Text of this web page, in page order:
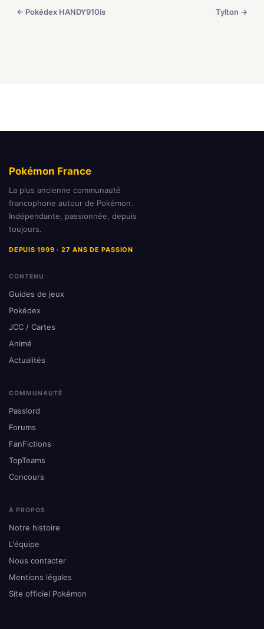
← Pokédex HANDY910is Tylton →
Pokémon France
La plus ancienne communauté
francophone autour de Pokémon.
Indépendante, passionnée, depuis
toujours.
DEPUIS 1999 · 27 ANS DE PASSION
CONTENU
Guides de jeux
Pokédex
JCC / Cartes
Animé
Actualités
COMMUNAUTÉ
Passlord
Forums
FanFictions
TopTeams
Concours
À PROPOS
Notre histoire
L'équipe
Nous contacter
Mentions légales
Site officiel Pokémon